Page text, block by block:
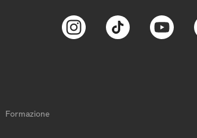
Formazione